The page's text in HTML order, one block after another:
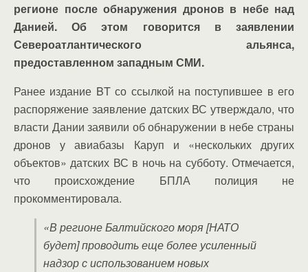
регионе после обнаружения дронов в небе над
Данией. Об этом говорится в заявлении
Североатлантического альянса,
предоставленном западным СМИ.
Ранее издание BT со ссылкой на поступившее в его
распоряжение заявление датских ВС утверждало, что
власти Дании заявили об обнаружении в небе страны
дронов у авиабазы Каруп и «нескольких других
объектов» датских ВС в ночь на субботу. Отмечается,
что происхождение БПЛА полиция не
прокомментировала.
«В регионе Балтийского моря [НАТО
будет] проводить еще более усиленный
надзор с использованием новых